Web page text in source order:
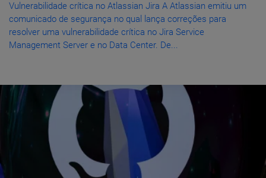
Vulnerabilidade crítica no Atlassian Jira A Atlassian emitiu um
comunicado de segurança no qual lança correções para
resolver uma vulnerabilidade crítica no Jira Service
Management Server e no Data Center. De...